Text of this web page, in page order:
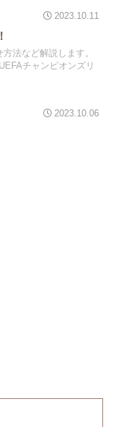
2023.10.11
法など解説します。
チャンピオンズリ
2023.10.06